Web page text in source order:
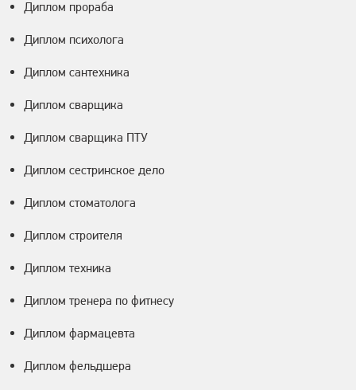
Диплом прораба
Диплом психолога
Диплом сантехника
Диплом сварщика
Диплом сварщика ПТУ
Диплом сестринское дело
Диплом стоматолога
Диплом строителя
Диплом техника
Диплом тренера по фитнесу
Диплом фармацевта
Диплом фельдшера